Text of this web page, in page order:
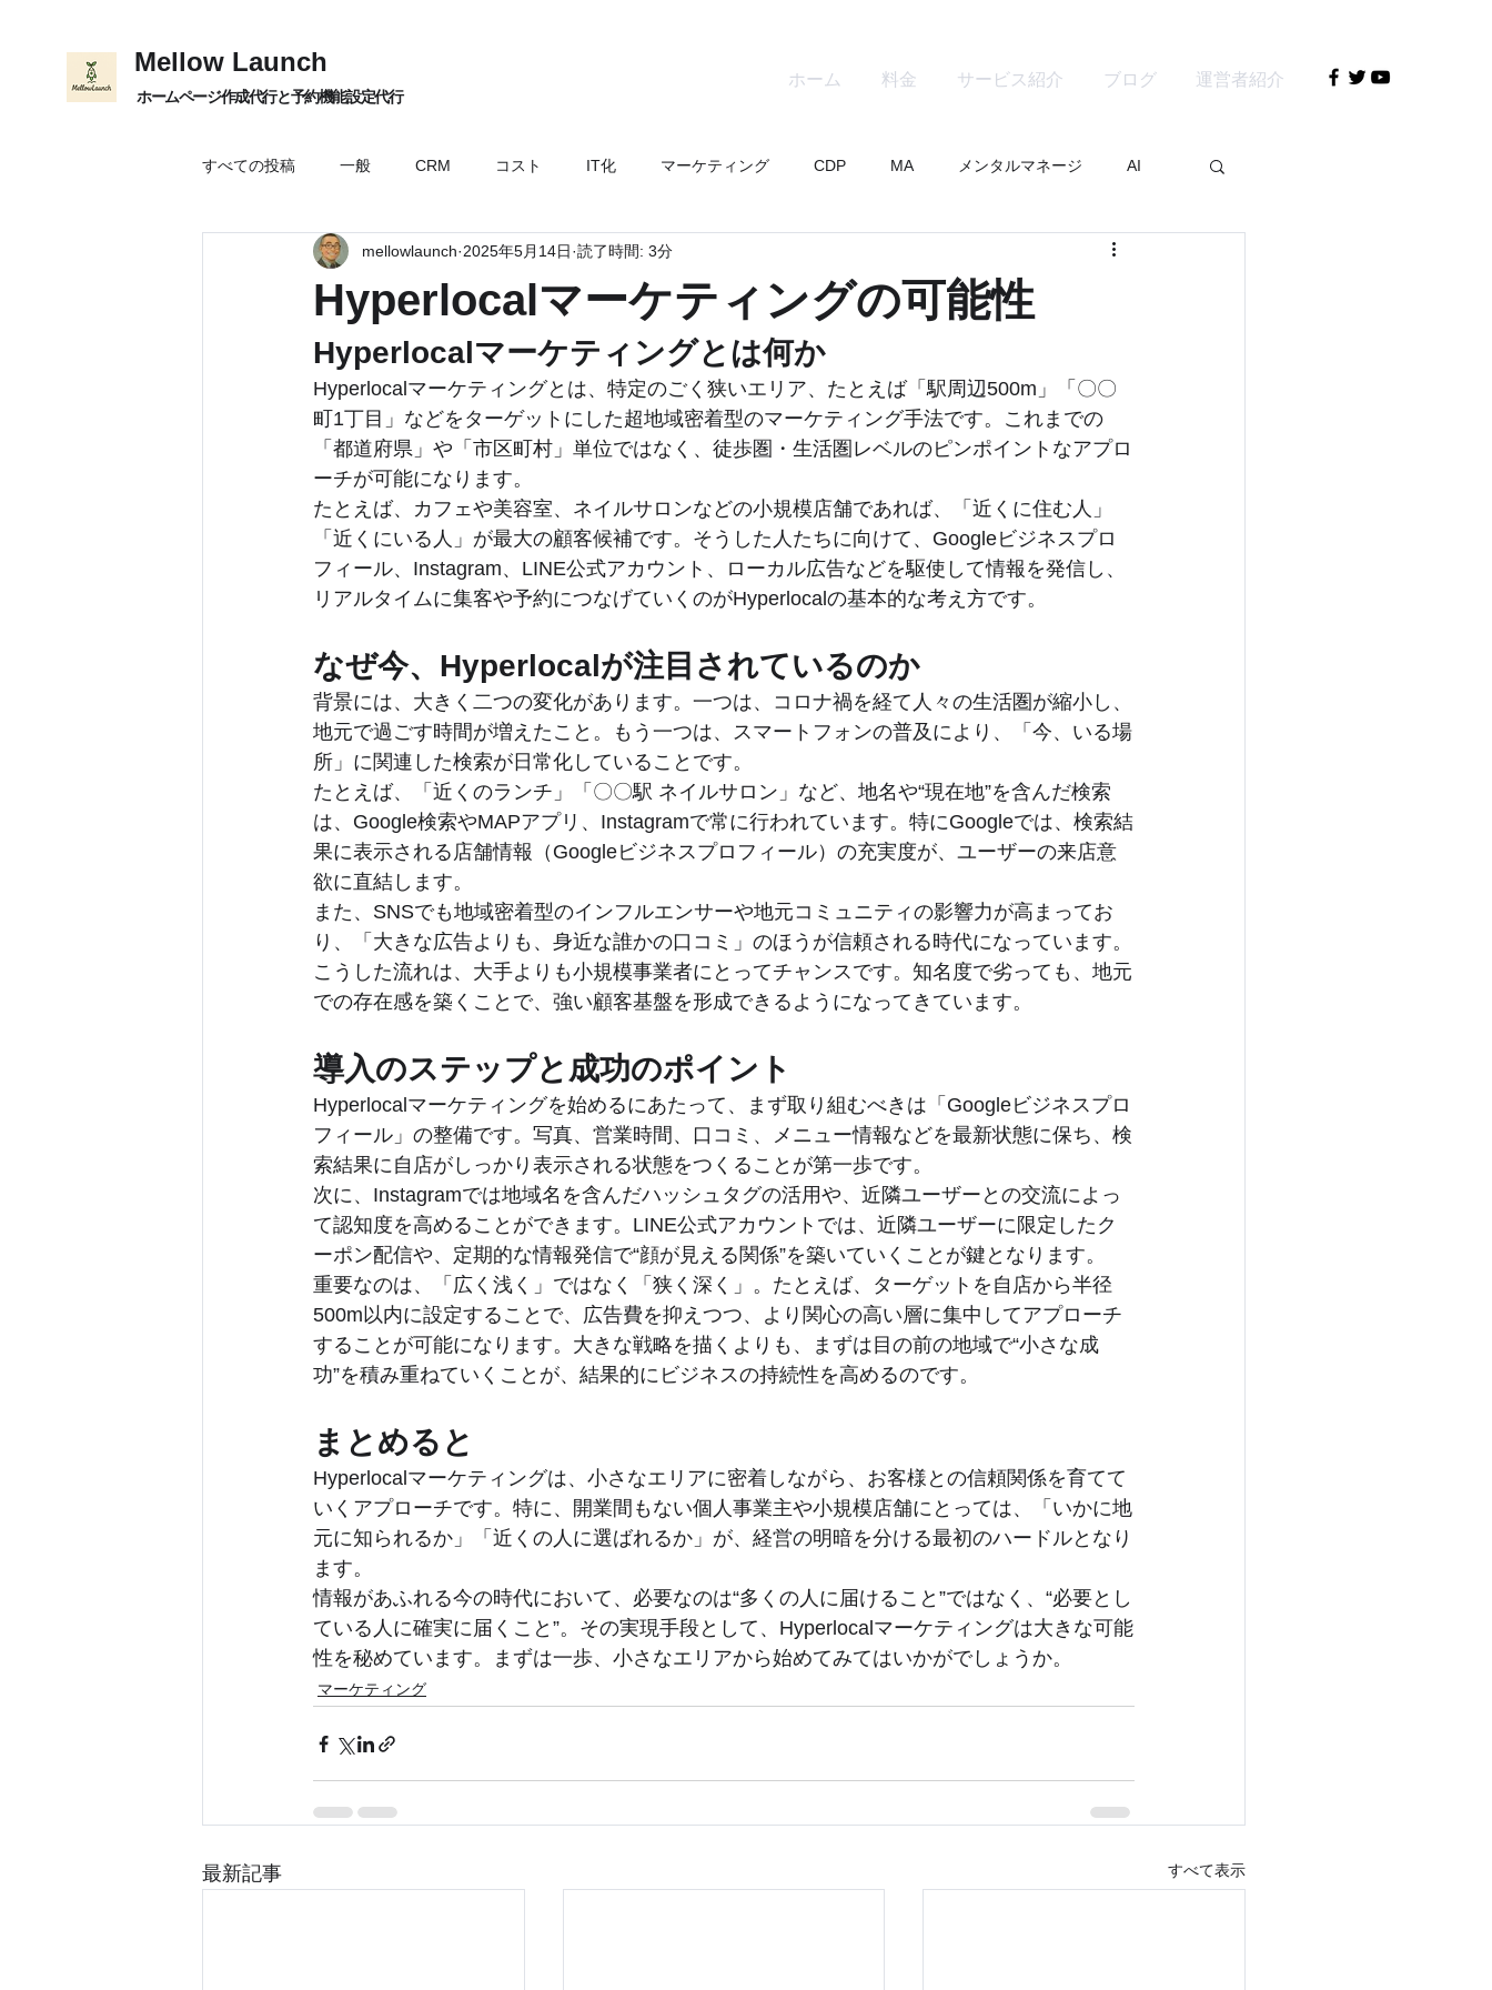
Mellow Launch
ホームページ作成代行と予約機能設定代行
ホーム 料金 サービス紹介 ブログ 運営者紹介
すべての投稿 一般 CRM コスト IT化 マーケティング CDP MA メンタルマネージ AI
データ分析 LINE Databricks
Hyperlocalマーケティングの可能性
mellowlaunch 2025年5月14日 読了時間: 3分
Hyperlocalマーケティングとは何か
Hyperlocalマーケティングとは、特定のごく狭いエリア、たとえば「駅周辺500m」「〇〇
町1丁目」などをターゲットにした超地域密着型のマーケティング手法です。これまでの
「都道府県」や「市区町村」単位ではなく、徒歩圏・生活圏レベルのピンポイントなアプロ
ーチが可能になります。
たとえば、カフェや美容室、ネイルサロンなどの小規模店舗であれば、「近くに住む人」
「近くにいる人」が最大の顧客候補です。そうした人たちに向けて、Googleビジネスプロ
フィール、Instagram、LINE公式アカウント、ローカル広告などを駆使して情報を発信し、
リアルタイムに集客や予約につなげていくのがHyperlocalの基本的な考え方です。
なぜ今、Hyperlocalが注目されているのか
背景には、大きく二つの変化があります。一つは、コロナ禍を経て人々の生活圏が縮小し、
地元で過ごす時間が増えたこと。もう一つは、スマートフォンの普及により、「今、いる場
所」に関連した検索が日常化していることです。
たとえば、「近くのランチ」「〇〇駅 ネイルサロン」など、地名や“現在地”を含んだ検索
は、Google検索やMAPアプリ、Instagramで常に行われています。特にGoogleでは、検索結
果に表示される店舗情報（Googleビジネスプロフィール）の充実度が、ユーザーの来店意
欲に直結します。
また、SNSでも地域密着型のインフルエンサーや地元コミュニティの影響力が高まってお
り、「大きな広告よりも、身近な誰かの口コミ」のほうが信頼される時代になっています。
こうした流れは、大手よりも小規模事業者にとってチャンスです。知名度で劣っても、地元
での存在感を築くことで、強い顧客基盤を形成できるようになってきています。
導入のステップと成功のポイント
Hyperlocalマーケティングを始めるにあたって、まず取り組むべきは「Googleビジネスプロ
フィール」の整備です。写真、営業時間、口コミ、メニュー情報などを最新状態に保ち、検
索結果に自店がしっかり表示される状態をつくることが第一歩です。
次に、Instagramでは地域名を含んだハッシュタグの活用や、近隣ユーザーとの交流によっ
て認知度を高めることができます。LINE公式アカウントでは、近隣ユーザーに限定したク
ーポン配信や、定期的な情報発信で“顔が見える関係”を築いていくことが鍵となります。
重要なのは、「広く浅く」ではなく「狭く深く」。たとえば、ターゲットを自店から半径
500m以内に設定することで、広告費を抑えつつ、より関心の高い層に集中してアプローチ
することが可能になります。大きな戦略を描くよりも、まずは目の前の地域で“小さな成
功”を積み重ねていくことが、結果的にビジネスの持続性を高めるのです。
まとめると
Hyperlocalマーケティングは、小さなエリアに密着しながら、お客様との信頼関係を育てて
いくアプローチです。特に、開業間もない個人事業主や小規模店舗にとっては、「いかに地
元に知られるか」「近くの人に選ばれるか」が、経営の明暗を分ける最初のハードルとなり
ます。
情報があふれる今の時代において、必要なのは“多くの人に届けること”ではなく、“必要とし
ている人に確実に届くこと”。その実現手段として、Hyperlocalマーケティングは大きな可能
性を秘めています。まずは一歩、小さなエリアから始めてみてはいかがでしょうか。
マーケティング
最新記事 すべて表示